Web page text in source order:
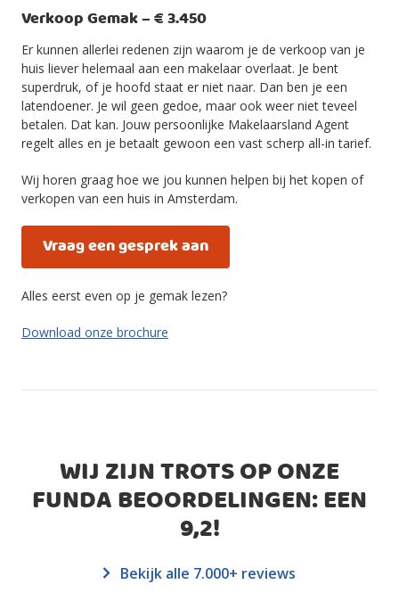
Verkoop Gemak – € 3.450
Er kunnen allerlei redenen zijn waarom je de verkoop van je
huis liever helemaal aan een makelaar overlaat. Je bent
superdruk, of je hoofd staat er niet naar. Dan ben je een
latendoener. Je wil geen gedoe, maar ook weer niet teveel
betalen. Dat kan. Jouw persoonlijke Makelaarsland Agent
regelt alles en je betaalt gewoon een vast scherp all-in tarief.
Wij horen graag hoe we jou kunnen helpen bij het kopen of
verkopen van een huis in Amsterdam.
Vraag een gesprek aan
Alles eerst even op je gemak lezen?
Download onze brochure
WIJ ZIJN TROTS OP ONZE
FUNDA BEOORDELINGEN: EEN
9,2!
Bekijk alle 7.000+ reviews